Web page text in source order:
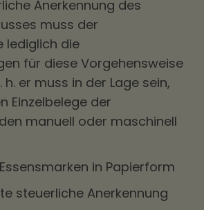
Anerkennung des
muss der
lediglich die
für diese Vorgehensweise
er muss in der Lage sein,
Einzelbelege der
manuell oder maschinell
in Papierform
steuerliche Anerkennung